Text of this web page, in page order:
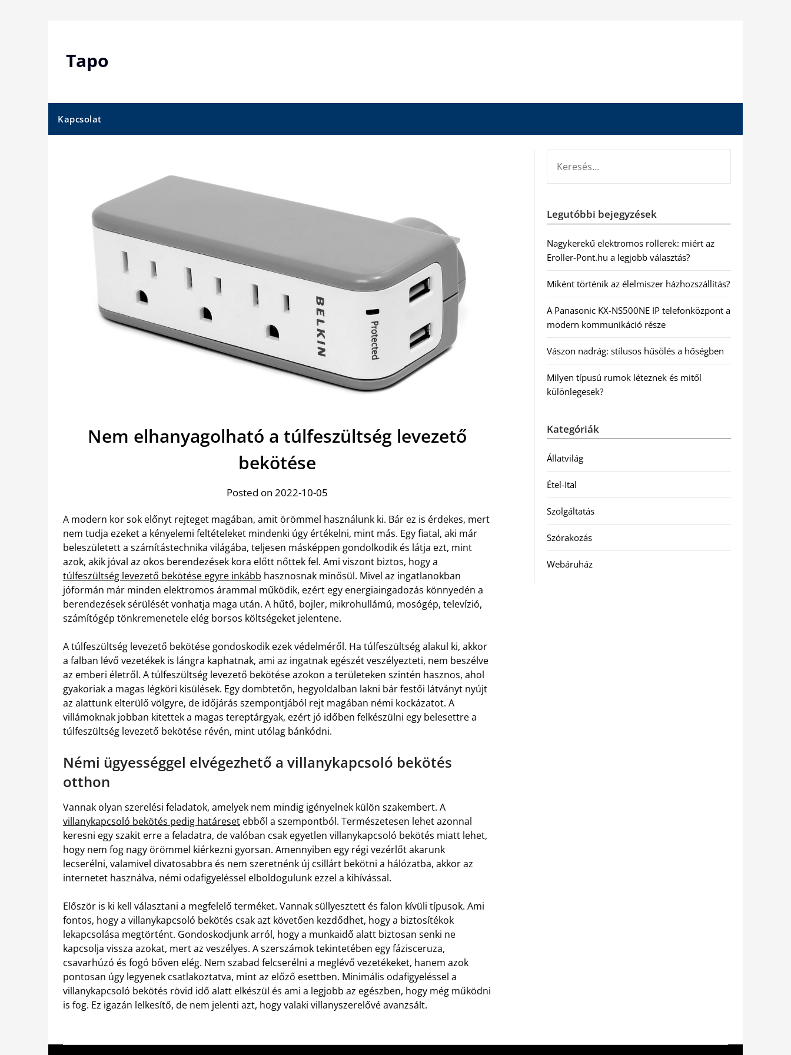
Tapo
Kapcsolat
Nem elhanyagolható a túlfeszültség levezető
bekötése
Posted on 2022-10-05
A modern kor sok előnyt rejteget magában, amit örömmel használunk ki. Bár ez is érdekes, mert
nem tudja ezeket a kényelemi feltételeket mindenki úgy értékelni, mint más. Egy fiatal, aki már
beleszületett a számítástechnika világába, teljesen másképpen gondolkodik és látja ezt, mint
azok, akik jóval az okos berendezések kora előtt nőttek fel. Ami viszont biztos, hogy a
túlfeszültség levezető bekötése egyre inkább hasznosnak minősül. Mivel az ingatlanokban
jóformán már minden elektromos árammal működik, ezért egy energiaingadozás könnyedén a
berendezések sérülését vonhatja maga után. A hűtő, bojler, mikrohullámú, mosógép, televízió,
számítógép tönkremenetele elég borsos költségeket jelentene.
A túlfeszültség levezető bekötése gondoskodik ezek védelméről. Ha túlfeszültség alakul ki, akkor
a falban lévő vezetékek is lángra kaphatnak, ami az ingatnak egészét veszélyezteti, nem beszélve
az emberi életről. A túlfeszültség levezető bekötése azokon a területeken szintén hasznos, ahol
gyakoriak a magas légköri kisülések. Egy dombtetőn, hegyoldalban lakni bár festői látványt nyújt
az alattunk elterülő völgyre, de időjárás szempontjából rejt magában némi kockázatot. A
villámoknak jobban kitettek a magas tereptárgyak, ezért jó időben felkészülni egy belesettre a
túlfeszültség levezető bekötése révén, mint utólag bánkódni.
Némi ügyességgel elvégezhető a villanykapcsoló bekötés
otthon
Vannak olyan szerelési feladatok, amelyek nem mindig igényelnek külön szakembert. A
villanykapcsoló bekötés pedig határeset ebből a szempontból. Természetesen lehet azonnal
keresni egy szakit erre a feladatra, de valóban csak egyetlen villanykapcsoló bekötés miatt lehet,
hogy nem fog nagy örömmel kiérkezni gyorsan. Amennyiben egy régi vezérlőt akarunk
lecserélni, valamivel divatosabbra és nem szeretnénk új csillárt bekötni a hálózatba, akkor az
internetet használva, némi odafigyeléssel elboldogulunk ezzel a kihívással.
Először is ki kell választani a megfelelő terméket. Vannak süllyesztett és falon kívüli típusok. Ami
fontos, hogy a villanykapcsoló bekötés csak azt követően kezdődhet, hogy a biztosítékok
lekapcsolása megtörtént. Gondoskodjunk arról, hogy a munkaidő alatt biztosan senki ne
kapcsolja vissza azokat, mert az veszélyes. A szerszámok tekintetében egy fázisceruza,
csavarhúzó és fogó bőven elég. Nem szabad felcserélni a meglévő vezetékeket, hanem azok
pontosan úgy legyenek csatlakoztatva, mint az előző esettben. Minimális odafigyeléssel a
villanykapcsoló bekötés rövid idő alatt elkészül és ami a legjobb az egészben, hogy még működni
is fog. Ez igazán lelkesítő, de nem jelenti azt, hogy valaki villanyszerelővé avanzsált.
Legutóbbi bejegyzések
Nagykerekű elektromos rollerek: miért az
Eroller-Pont.hu a legjobb választás?
Miként történik az élelmiszer házhozszállítás?
A Panasonic KX-NS500NE IP telefonközpont a
modern kommunikáció része
Vászon nadrág: stílusos hűsölés a hőségben
Milyen típusú rumok léteznek és mitől
különlegesek?
Kategóriák
Állatvilág
Étel-Ital
Szolgáltatás
Szórakozás
Webáruház